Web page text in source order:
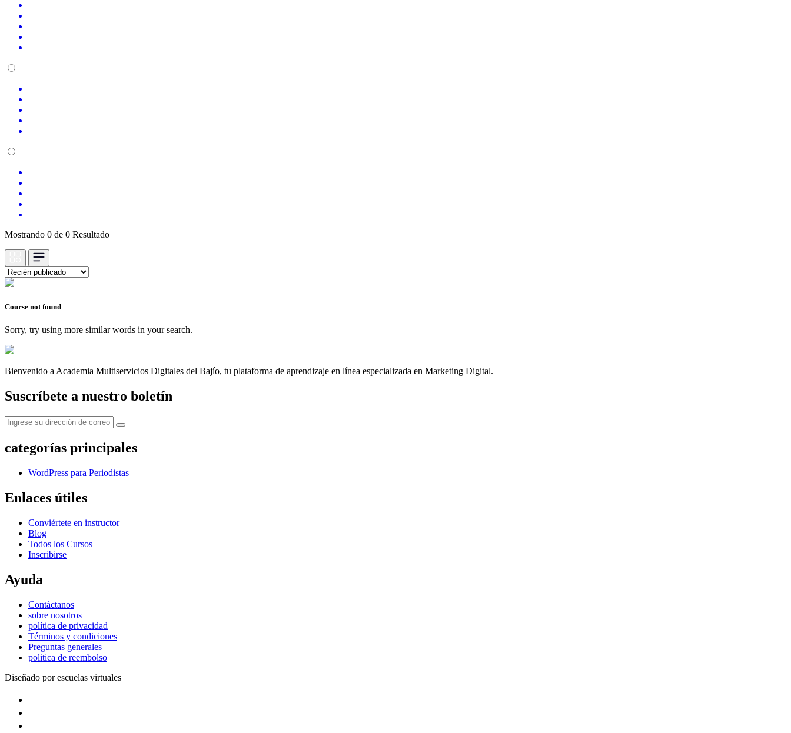
Mostrando 0 de 0 Resultado
Course not found
Sorry, try using more similar words in your search.
Bienvenido a Academia Multiservicios Digitales del Bajío, tu plataforma de aprendizaje en línea especializada en Marketing Digital.
Suscríbete a nuestro boletín
categorías principales
WordPress para Periodistas
Enlaces útiles
Conviértete en instructor
Blog
Todos los Cursos
Inscribirse
Ayuda
Contáctanos
sobre nosotros
política de privacidad
Términos y condiciones
Preguntas generales
politica de reembolso
Diseñado por escuelas virtuales